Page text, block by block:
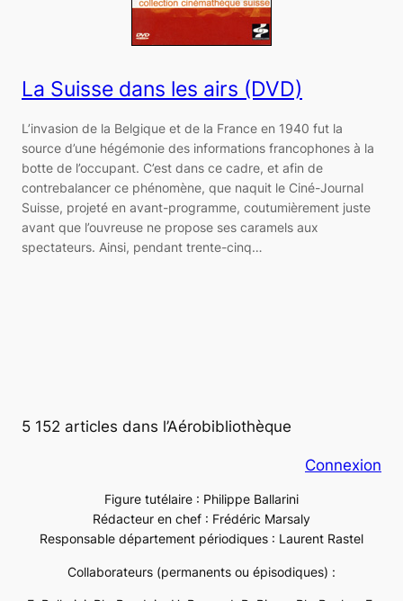
La Suisse dans les airs (DVD)
L’invasion de la Belgique et de la France en 1940 fut la
source d’une hégémonie des informations francophones à la
botte de l’occupant. C’est dans ce cadre, et afin de
contrebalancer ce phénomène, que naquit le Ciné-Journal
Suisse, projeté en avant-programme, coutumièrement juste
avant que l’ouvreuse ne propose ses caramels aux
spectateurs. Ainsi, pendant trente-cinq…
5 152 articles dans l’Aérobibliothèque
Connexion
Figure tutélaire : Philippe Ballarini
Rédacteur en chef : Frédéric Marsaly
Responsable département périodiques : Laurent Rastel
Collaborateurs (permanents ou épisodiques) :